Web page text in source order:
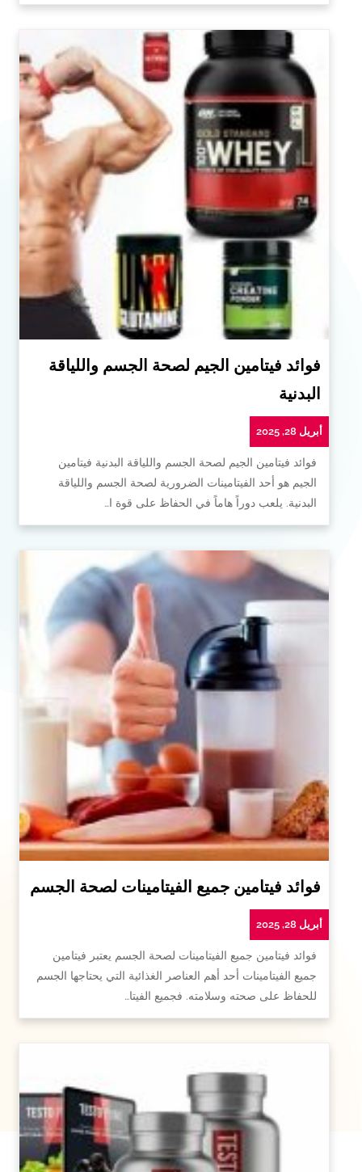
فوائد فيتامين الجيم لصحة الجسم واللياقة
البدنية
أبريل 28, 2025
فوائد فيتامين الجيم لصحة الجسم واللياقة البدنية فيتامين
الجيم هو أحد الفيتامينات الضرورية لصحة الجسم واللياقة
البدنية. يلعب دوراً هاماً في الحفاظ على قوة ا…
فوائد فيتامين جميع الفيتامينات لصحة الجسم
أبريل 28, 2025
فوائد فيتامين جميع الفيتامينات لصحة الجسم يعتبر فيتامين
جميع الفيتامينات أحد أهم العناصر الغذائية التي يحتاجها الجسم
للحفاظ على صحته وسلامته. فجميع الفيتا…